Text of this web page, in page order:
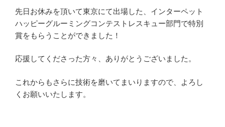
先日お休みを頂いて東京にて出場した、インターペット
ハッピーグルーミングコンテストレスキュー部門で特別
賞をもらうことができました！
応援してくださった方々、ありがとうございました。
これからもさらに技術を磨いてまいりますので、よろし
くお願いいたします。